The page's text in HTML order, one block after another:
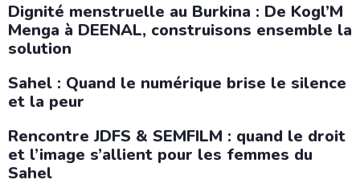
Dignité menstruelle au Burkina : De Kogl’M
Menga à DEENAL, construisons ensemble la
solution
Sahel : Quand le numérique brise le silence
et la peur
Rencontre JDFS & SEMFILM : quand le droit
et l’image s’allient pour les femmes du
Sahel